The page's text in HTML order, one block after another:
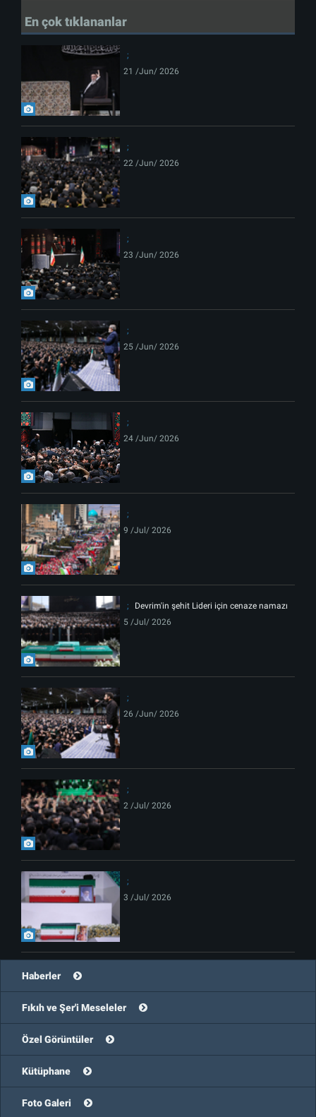
En çok tıklananlar
21 /Jun/ 2026
22 /Jun/ 2026
23 /Jun/ 2026
25 /Jun/ 2026
24 /Jun/ 2026
9 /Jul/ 2026
Devrim'in şehit Lideri için cenaze namazı
5 /Jul/ 2026
26 /Jun/ 2026
2 /Jul/ 2026
3 /Jul/ 2026
Haberler
Fıkıh ve Şer'i Meseleler
Özel Görüntüler
Kütüphane
Foto Galeri